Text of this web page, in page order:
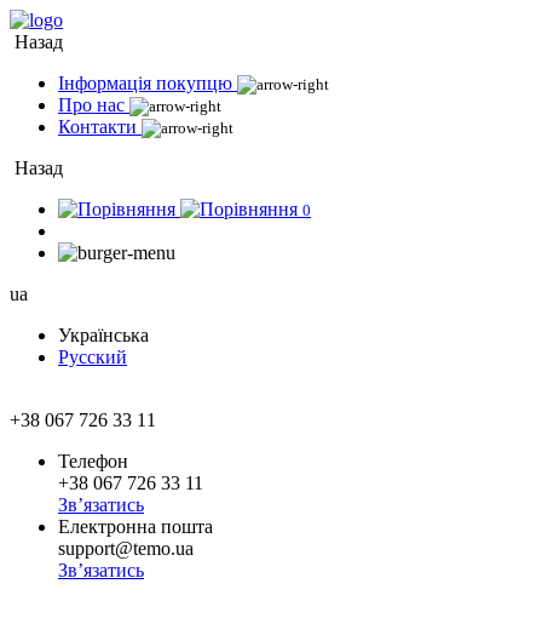
Назад
Інформація покупцю
Про нас
Контакти
Назад
0
ua
Українська
Русский
+38 067 726 33 11
Телефон
+38 067 726 33 11
Зв’язатись
Електронна пошта
support@temo.ua
Зв’язатись